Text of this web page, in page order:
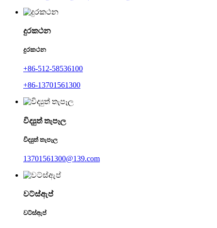
දුරකථන
දුරකථන
+86-512-58536100
+86-13701561300
විද්‍යුත් තැපෑල
විද්‍යුත් තැපෑල
13701561300@139.com
වට්ස්ඇප්
වට්ස්ඇප්